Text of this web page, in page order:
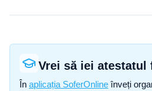
Vrei să iei atestatul
În aplicația SoferOnline înveți